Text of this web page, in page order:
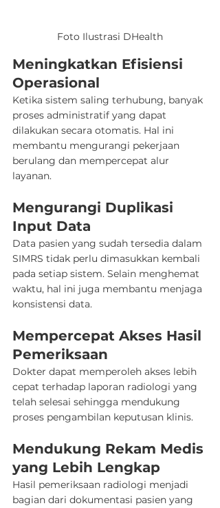
Foto Ilustrasi DHealth
Meningkatkan Efisiensi
Operasional
Ketika sistem saling terhubung, banyak
proses administratif yang dapat
dilakukan secara otomatis. Hal ini
membantu mengurangi pekerjaan
berulang dan mempercepat alur
layanan.
Mengurangi Duplikasi
Input Data
Data pasien yang sudah tersedia dalam
SIMRS tidak perlu dimasukkan kembali
pada setiap sistem. Selain menghemat
waktu, hal ini juga membantu menjaga
konsistensi data.
Mempercepat Akses Hasil
Pemeriksaan
Dokter dapat memperoleh akses lebih
cepat terhadap laporan radiologi yang
telah selesai sehingga mendukung
proses pengambilan keputusan klinis.
Mendukung Rekam Medis
yang Lebih Lengkap
Hasil pemeriksaan radiologi menjadi
bagian dari dokumentasi pasien yang